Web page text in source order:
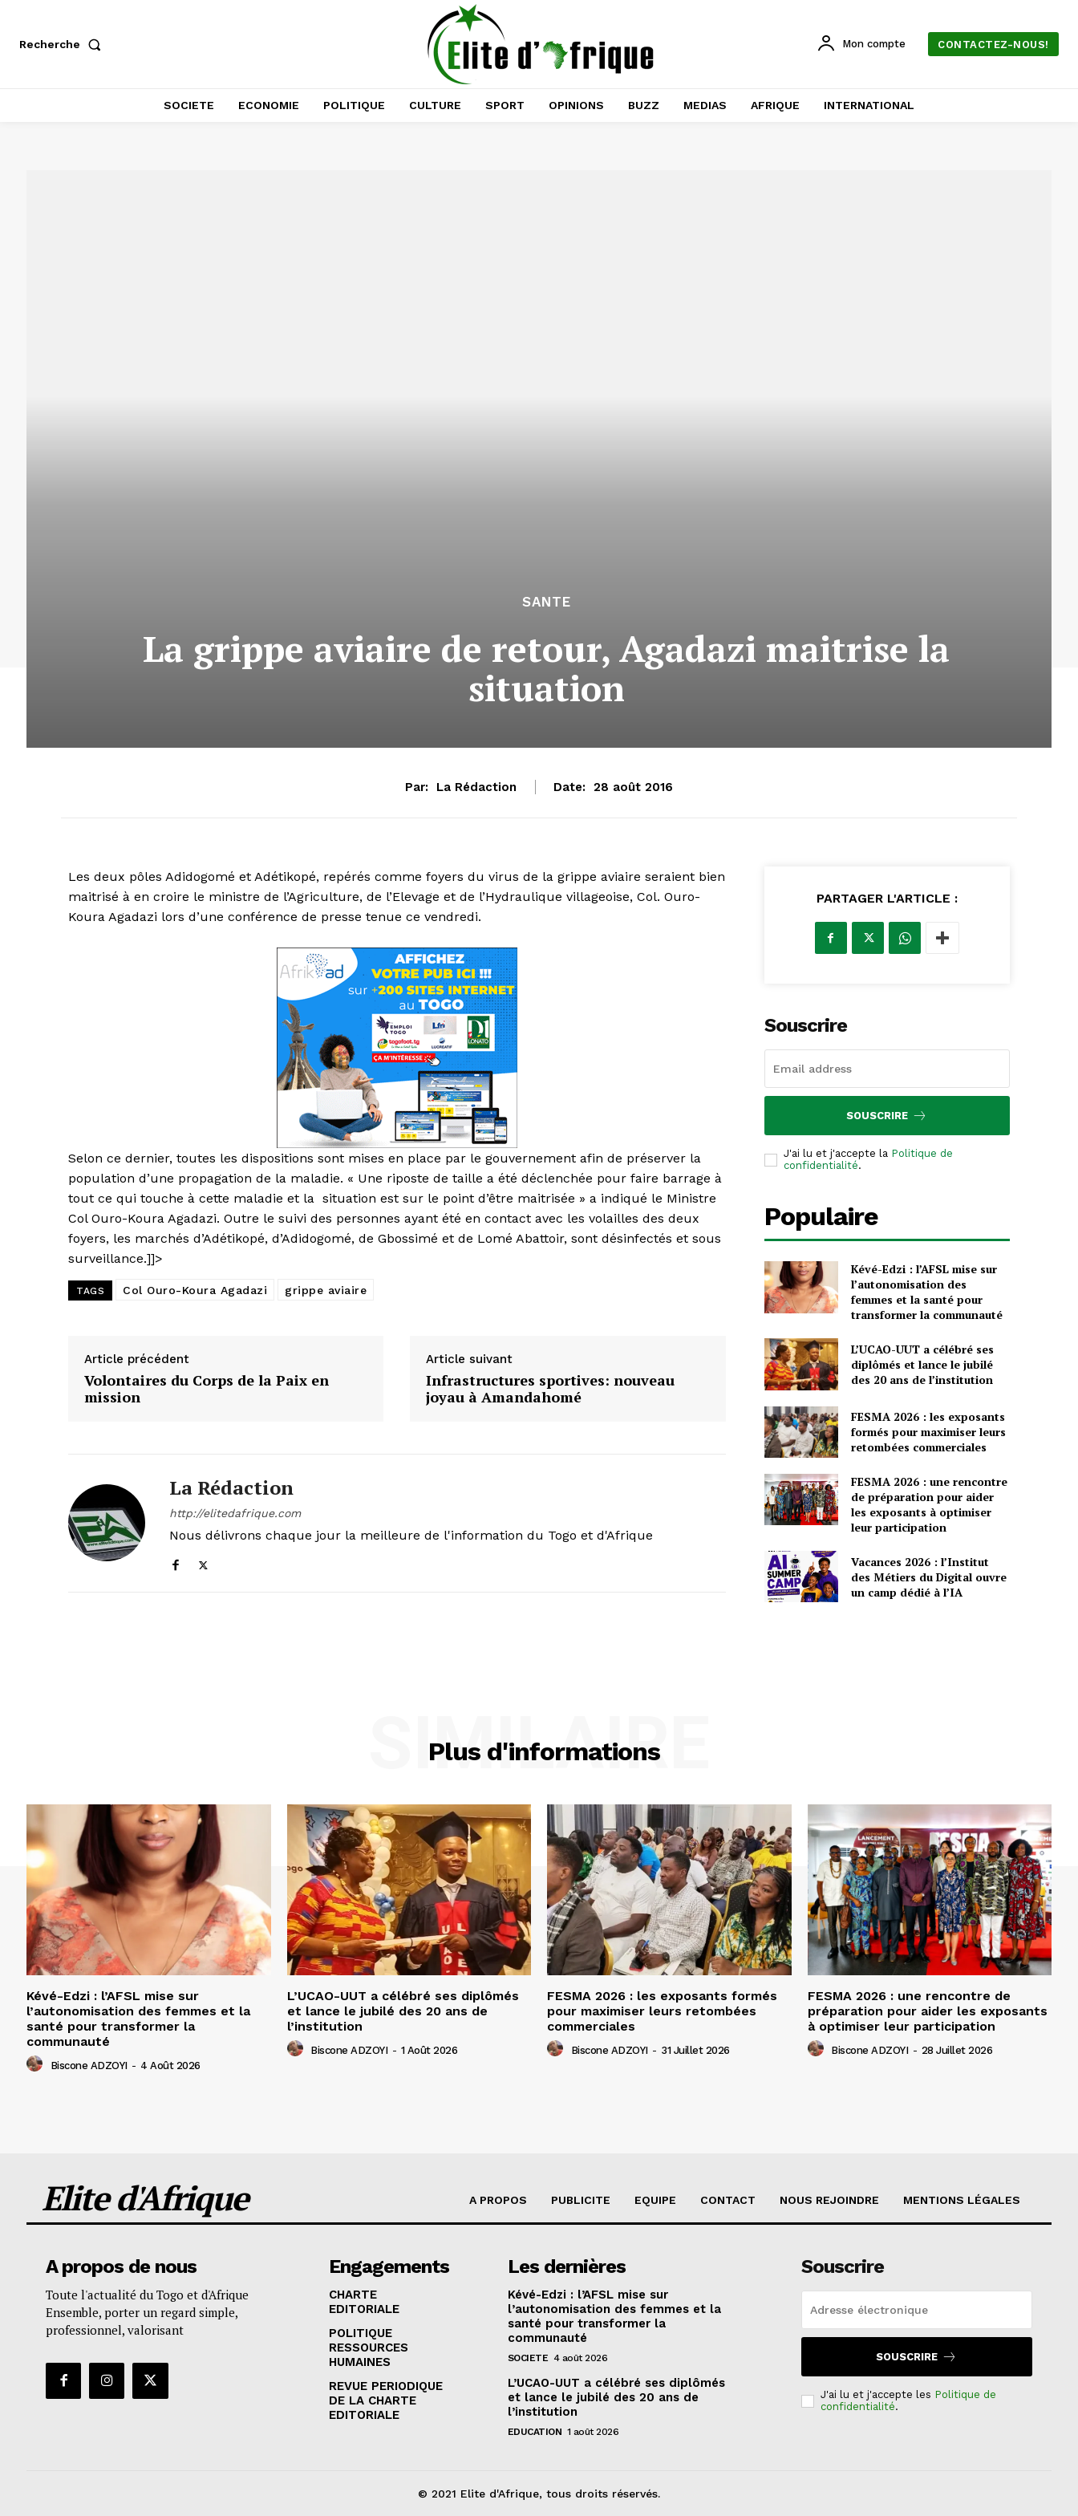
Recherche Mon compte CONTACTEZ-NOUS!
SOCIETE ECONOMIE POLITIQUE CULTURE SPORT OPINIONS BUZZ MEDIAS AFRIQUE INTERNATIONAL
SANTE
La grippe aviaire de retour, Agadazi maitrise la
situation
Par: La Rédaction Date: 28 août 2016
Les deux pôles Adidogomé et Adétikopé, repérés comme foyers du virus de la grippe aviaire seraient bien
maitrisé à en croire le ministre de l’Agriculture, de l’Elevage et de l’Hydraulique villageoise, Col. Ouro-
Koura Agadazi lors d’une conférence de presse tenue ce vendredi.
Selon ce dernier, toutes les dispositions sont mises en place par le gouvernement afin de préserver la
population d’une propagation de la maladie. « Une riposte de taille a été déclenchée pour faire barrage à
tout ce qui touche à cette maladie et la situation est sur le point d’être maitrisée » a indiqué le Ministre
Col Ouro-Koura Agadazi. Outre le suivi des personnes ayant été en contact avec les volailles des deux
foyers, les marchés d’Adétikopé, d’Adidogomé, de Gbossimé et de Lomé Abattoir, sont désinfectés et sous
surveillance.]]>
TAGS Col Ouro-Koura Agadazi grippe aviaire
Article précédent
Volontaires du Corps de la Paix en
mission
Article suivant
Infrastructures sportives: nouveau
joyau à Amandahomé
La Rédaction
http://elitedafrique.com
Nous délivrons chaque jour la meilleure de l'information du Togo et d'Afrique
PARTAGER L'ARTICLE :
Souscrire
SOUSCRIRE
J'ai lu et j'accepte la Politique de
confidentialité.
Populaire
Kévé-Edzi : l’AFSL mise sur
l’autonomisation des
femmes et la santé pour
transformer la communauté
L’UCAO-UUT a célébré ses
diplômés et lance le jubilé
des 20 ans de l’institution
FESMA 2026 : les exposants
formés pour maximiser leurs
retombées commerciales
FESMA 2026 : une rencontre
de préparation pour aider
les exposants à optimiser
leur participation
Vacances 2026 : l’Institut
des Métiers du Digital ouvre
un camp dédié à l’IA
Plus d'informations
SIMILAIRE
Kévé-Edzi : l’AFSL mise sur
l’autonomisation des femmes et la
santé pour transformer la
communauté
Biscone ADZOYI - 4 Août 2026
L’UCAO-UUT a célébré ses diplômés
et lance le jubilé des 20 ans de
l’institution
Biscone ADZOYI - 1 Août 2026
FESMA 2026 : les exposants formés
pour maximiser leurs retombées
commerciales
Biscone ADZOYI - 31 Juillet 2026
FESMA 2026 : une rencontre de
préparation pour aider les exposants
à optimiser leur participation
Biscone ADZOYI - 28 Juillet 2026
Elite d'Afrique A PROPOS PUBLICITE EQUIPE CONTACT NOUS REJOINDRE MENTIONS LÉGALES
A propos de nous
Toute l'actualité du Togo et d'Afrique
Ensemble, porter un regard simple,
professionnel, valorisant
Engagements
CHARTE
EDITORIALE
POLITIQUE
RESSOURCES
HUMAINES
REVUE PERIODIQUE
DE LA CHARTE
EDITORIALE
Les dernières
Kévé-Edzi : l’AFSL mise sur
l’autonomisation des femmes et la
santé pour transformer la
communauté
SOCIETE 4 août 2026
L’UCAO-UUT a célébré ses diplômés
et lance le jubilé des 20 ans de
l’institution
EDUCATION 1 août 2026
Souscrire
SOUSCRIRE
J'ai lu et j'accepte les Politique de
confidentialité.
© 2021 Elite d'Afrique, tous droits réservés.